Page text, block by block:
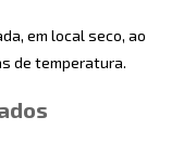
em local seco, ao
de temperatura.